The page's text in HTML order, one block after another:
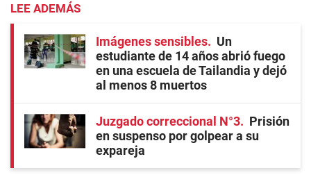
LEE ADEMÁS
Imágenes sensibles
Un
estudiante de 14 años abrió fuego
en una escuela de Tailandia y dejó
al menos 8 muertos
Juzgado correccional N°3
Prisión
en suspenso por golpear a su
expareja